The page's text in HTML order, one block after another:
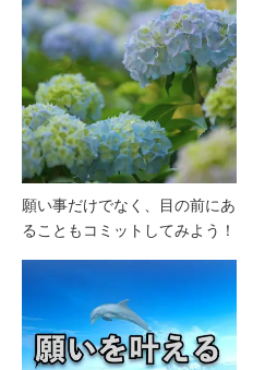
願い事だけでなく、目の前にあ
ることもコミットしてみよう！